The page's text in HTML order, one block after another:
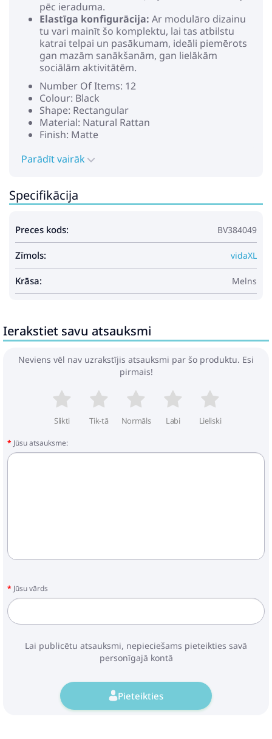
pēc ieraduma.
Elastīga konfigurācija: Ar modulāro dizainu
tu vari mainīt šo komplektu, lai tas atbilstu
katrai telpai un pasākumam, ideāli piemērots
gan mazām sanākšanām, gan lielākām
sociālām aktivitātēm.
Number Of Items: 12
Colour: Black
Shape: Rectangular
Material: Natural Rattan
Finish: Matte
Cover Included: Yes
Headboard Included: No
Capacity: Maximum weight capacity per seat:
Maximum Number of People: 6
Maximum Weight: 110 kg
Leg Height: 15 cm
Seat Depth: 70 cm
Seating Capacity: 6
Swings: No
Assembly Required: Yes
Recommended Number of People for
Assembly: 2
Parādīt vairāk
Specifikācija
Preces kods: BV384049
Zīmols: vidaXL
Krāsa: Melns
Ierakstiet savu atsauksmi
Neviens vēl nav uzrakstījis atsauksmi par šo produktu. Esi
pirmais!
Slikti Tik-tā Normāls Labi Lieliski
Jūsu atsauksme:
Jūsu vārds
Lai publicētu atsauksmi, nepieciešams pieteikties savā
personīgajā kontā
Pieteikties